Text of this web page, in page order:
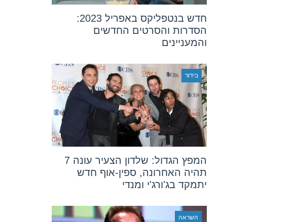
חדש בנטפליקס באפריל 2023:
הסדרות והסרטים החדשים
והמעניינים
בידור
המפץ הגדול: שלדון הצעיר עונה 7
תהיה האחרונה, ספין-אוף חדש
יתמקד בג'ורג'י ומנדי
השראה